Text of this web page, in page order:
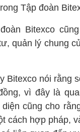
Tập đoàn
Bitexco
quản lý chung
Bitexco nói rằng
vì đây là
cũng cho
cách hợp pháp,